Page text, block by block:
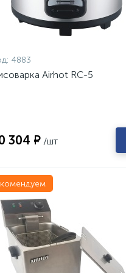
4883
Airhot RC-5
304 ₽ /шт